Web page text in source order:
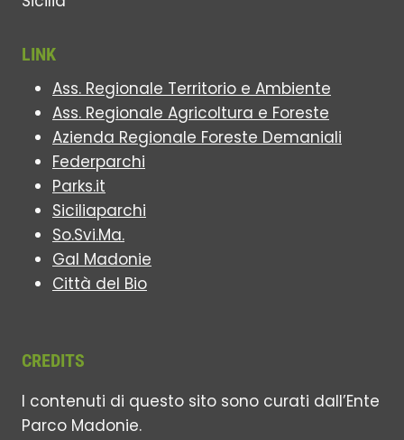
LINK
Ass. Regionale Territorio e Ambiente
Ass. Regionale Agricoltura e Foreste
Azienda Regionale Foreste Demaniali
Federparchi
Parks.it
Siciliaparchi
So.Svi.Ma.
Gal Madonie
Città del Bio
CREDITS
I contenuti di questo sito sono curati dall’Ente
Parco Madonie.